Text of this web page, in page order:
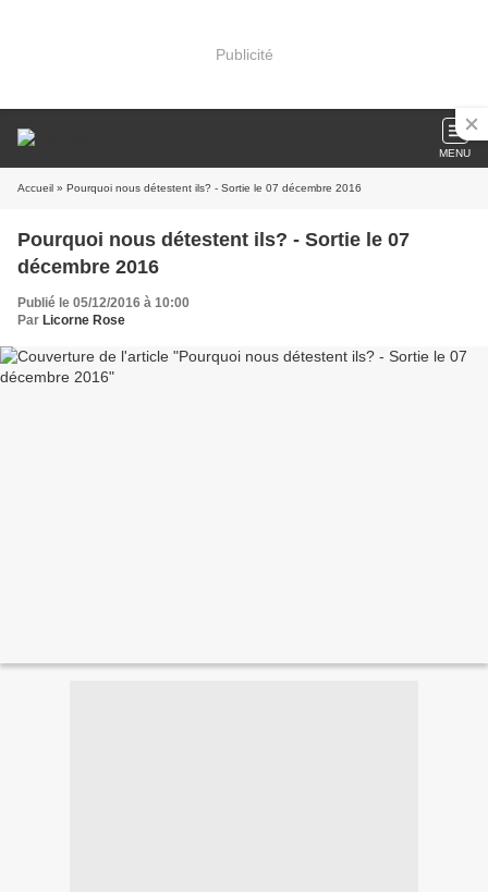
Publicité
MENU
Accueil » Pourquoi nous détestent ils? - Sortie le 07 décembre 2016
Pourquoi nous détestent ils? - Sortie le 07
décembre 2016
Publié le 05/12/2016 à 10:00
Par Licorne Rose